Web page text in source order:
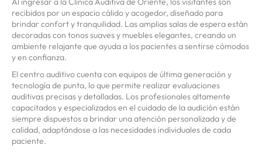
recibidos por un espacio cálido y acogedor, diseñado para
brindar confort y tranquilidad. Las amplias salas de espera están
decoradas con tonos suaves y muebles elegantes, creando un
ambiente relajante que ayuda a los pacientes a sentirse cómodos
y en confianza.
El centro auditivo cuenta con equipos de última generación y
tecnología de punta, lo que permite realizar evaluaciones
auditivas precisas y detalladas. Los profesionales altamente
capacitados y especializados en el cuidado de la audición están
siempre dispuestos a brindar una atención personalizada y de
calidad, adaptándose a las necesidades individuales de cada
paciente.